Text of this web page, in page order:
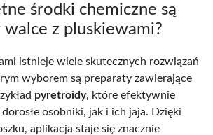
środki chemiczne są
z pluskiewami?
istnieje wiele skutecznych rozwiązań
wyborem są preparaty zawierające
pyretroidy, które efektywnie
osobniki, jak i ich jaja. Dzięki
aplikacja staje się znacznie